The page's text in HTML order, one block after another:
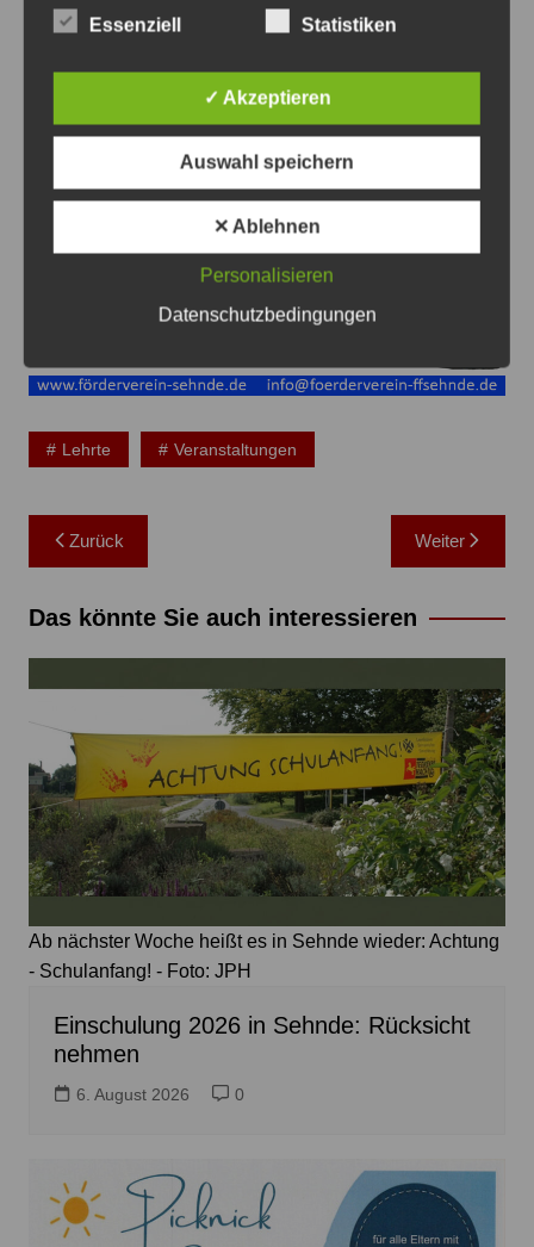
05132/58 94 01 oder per E-Mail anDGB-
Anzeige
Lehrte Veranstaltungen
Beitragsnavigation
Zurück Weiter
Das könnte Sie auch interessieren
Ab nächster Woche heißt es in Sehnde wieder: Achtung
- Schulanfang! - Foto: JPH
Einschulung 2026 in Sehnde: Rücksicht
nehmen
6. August 2026 0
Essenziell Statistiken
✓ Akzeptieren
Auswahl speichern
✕ Ablehnen
Personalisieren
Datenschutzbedingungen